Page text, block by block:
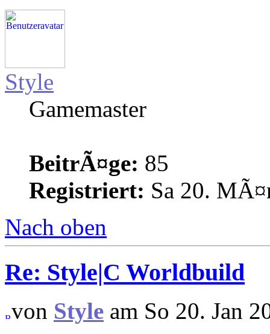
Style
Gamemaster
BeitrÃ¤ge: 85
Registriert: Sa 20.
Nach oben
Re: Style|C Worldbuild
von Style am So 20. Jan